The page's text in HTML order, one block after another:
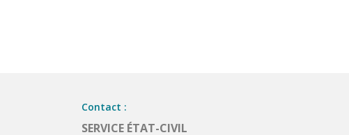
Contact :
SERVICE ÉTAT-CIVIL